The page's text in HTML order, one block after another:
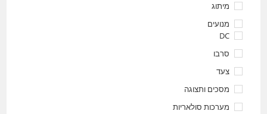
מיתוג
מנועים
DC
סרבו
צעד
מסכים ותצוגה
מערכות סולאריות